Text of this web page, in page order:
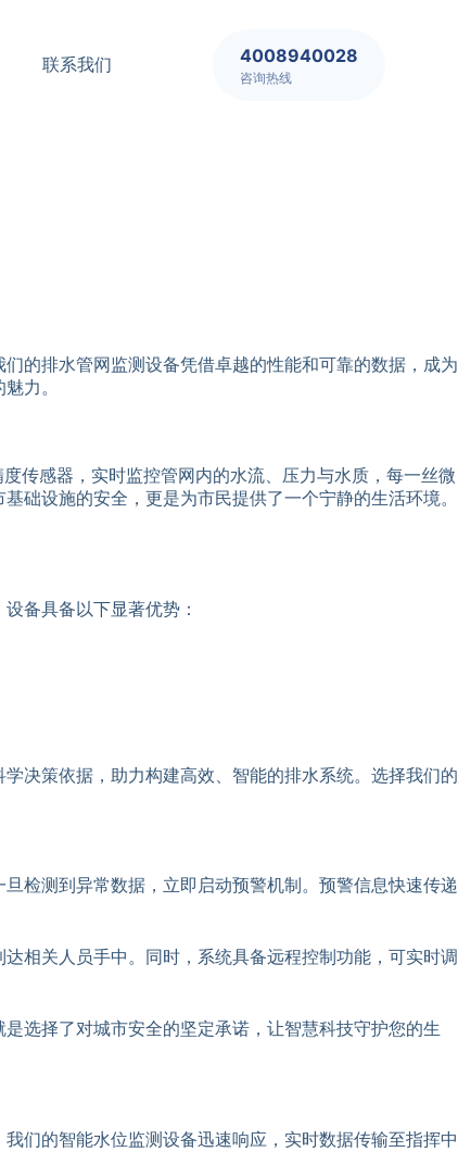
联系我们 4008940028
咨询热线
的排水管网监测设备凭借卓越的性能和可靠的数据，成为
力。
传感器，实时监控管网内的水流、压力与水质，每一丝微
础设施的安全，更是为市民提供了一个宁静的生活环境。
备具备以下显著优势：
决策依据，助力构建高效、智能的排水系统。选择我们的
检测到异常数据，立即启动预警机制。预警信息快速传递
相关人员手中。同时，系统具备远程控制功能，可实时调
选择了对城市安全的坚定承诺，让智慧科技守护您的生
们的智能水位监测设备迅速响应，实时数据传输至指挥中